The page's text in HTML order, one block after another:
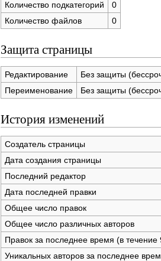
Количество подкатегорий
0
Количество файлов
0
Защита страницы
Редактирование
Без защиты
Переименование
Без защиты
История изменений
Создатель страницы
Дата создания страницы
Последний редактор
Дата последней правки
Общее число правок
Общее число различных авторов
Правок за последнее время (в течение
Уникальных авторов за последнее